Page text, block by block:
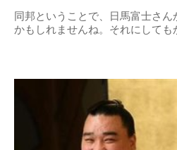
同邦ということで、日馬富士さ
かもしれませんね。それにしても